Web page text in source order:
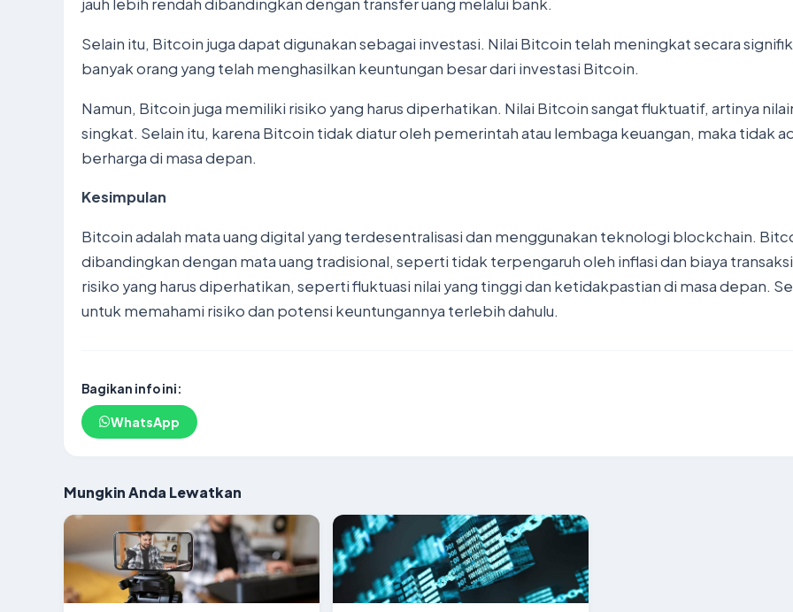
jauh lebih rendah dibandingkan dengan transfer uang melalui bank.
Selain itu, Bitcoin juga dapat digunakan sebagai investasi. Nilai Bitcoin telah meningkat secara
banyak orang yang telah menghasilkan keuntungan besar dari investasi Bitcoin.
Namun, Bitcoin juga memiliki risiko yang harus diperhatikan. Nilai Bitcoin sangat fluktuatif, artinya
singkat. Selain itu, karena Bitcoin tidak diatur oleh pemerintah atau lembaga keuangan, maka tidak
berharga di masa depan.
Kesimpulan
Bitcoin adalah mata uang digital yang terdesentralisasi dan menggunakan teknologi blockchain.
dibandingkan dengan mata uang tradisional, seperti tidak terpengaruh oleh inflasi dan biaya
risiko yang harus diperhatikan, seperti fluktuasi nilai yang tinggi dan ketidakpastian di masa depan.
untuk memahami risiko dan potensi keuntungannya terlebih dahulu.
Bagikan info ini:
WhatsApp
Mungkin Anda Lewatkan